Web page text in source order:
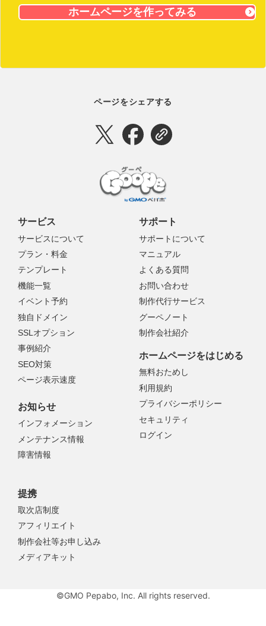
ホームページを作ってみる
ページをシェアする
サービス
サービスについて
プラン・料金
テンプレート
機能一覧
イベント予約
独自ドメイン
SSLオプション
事例紹介
SEO対策
ページ表示速度
サポート
サポートについて
マニュアル
よくある質問
お問い合わせ
制作代行サービス
グーペノート
制作会社紹介
お知らせ
インフォメーション
メンテナンス情報
障害情報
提携
取次店制度
アフィリエイト
制作会社等お申し込み
メディアキット
ホームページをはじめる
無料おためし
利用規約
プライバシーポリシー
セキュリティ
ログイン
©GMO Pepabo, Inc. All rights reserved.